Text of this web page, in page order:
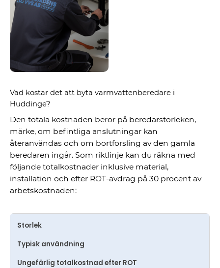
Vad kostar det att byta varmvattenberedare i
Huddinge?
Den totala kostnaden beror på beredarstorleken,
märke, om befintliga anslutningar kan
återanvändas och om bortforsling av den gamla
beredaren ingår. Som riktlinje kan du räkna med
följande totalkostnader inklusive material,
installation och efter ROT-avdrag på 30 procent av
arbetskostnaden:
Storlek
Typisk användning
Ungefärlig totalkostnad efter ROT